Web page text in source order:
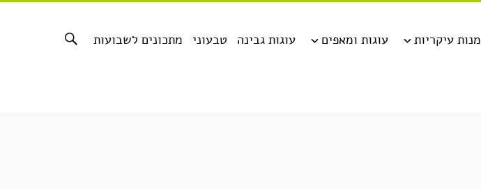
מתכונים לשבועות טבעוני עוגות גבינה עוגות ומאפים מנות עיקריות